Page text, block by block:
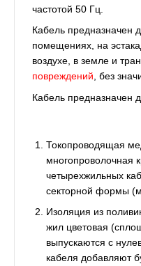
частотой 50 Гц.
Кабель предназначен
помещениях, на
воздухе, в земле и
повреждений, без
Кабель предназначен
Токопроводящая
многопроволочная
четырехжильных
секторной формы
Изоляция из
жил цветовая
выпускаются с
кабеля добавляют